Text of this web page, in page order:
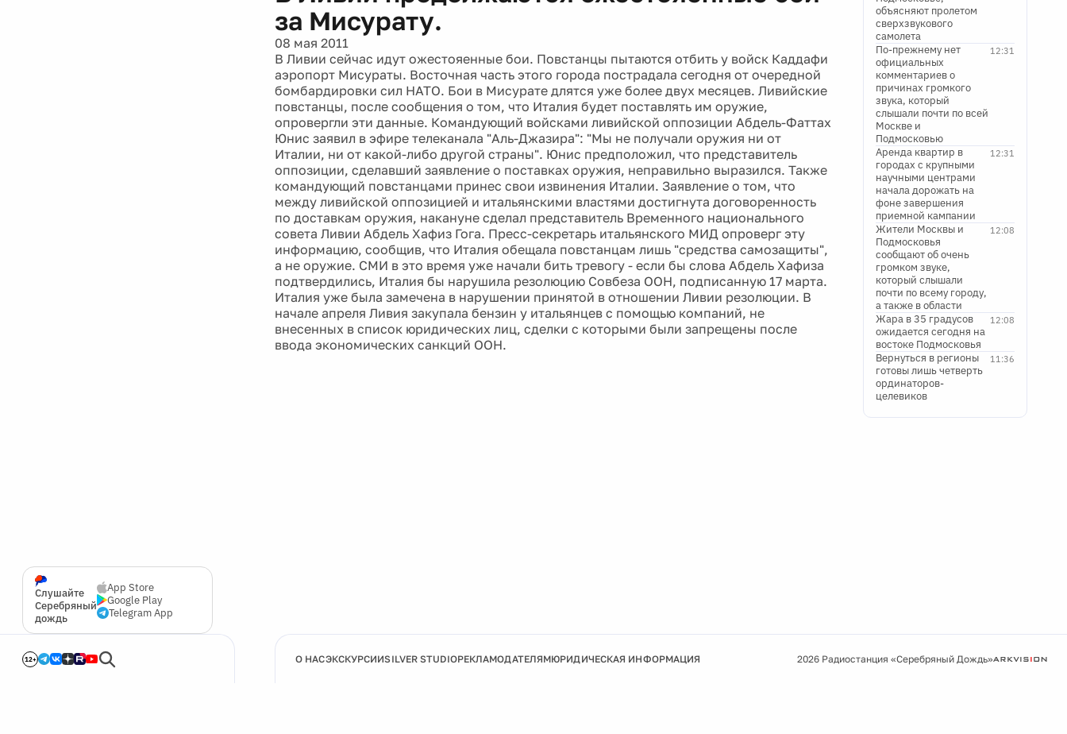
Слушайте
Серебряный
дождь
App Store
Google Play
Telegram App
12+
за Мисурату.
08 мая 2011
В Ливии сейчас идут ожестояенные бои. Повстанцы пытаются отбить у войск Каддафи
аэропорт Мисураты. Восточная часть этого города пострадала сегодня от очередной
бомбардировки сил НАТО. Бои в Мисурате длятся уже более двух месяцев. Ливийские
повстанцы, после сообщения о том, что Италия будет поставлять им оружие,
опровергли эти данные. Командующий войсками ливийской оппозиции Абдель-Фаттах
Юнис заявил в эфире телеканала "Аль-Джазира": "Мы не получали оружия ни от
Италии, ни от какой-либо другой страны". Юнис предположил, что представитель
оппозиции, сделавший заявление о поставках оружия, неправильно выразился. Также
командующий повстанцами принес свои извинения Италии. Заявление о том, что
между ливийской оппозицией и итальянскими властями достигнута договоренность
по доставкам оружия, накануне сделал представитель Временного национального
совета Ливии Абдель Хафиз Гога. Пресс-секретарь итальянского МИД опроверг эту
информацию, сообщив, что Италия обещала повстанцам лишь "средства самозащиты",
а не оружие. СМИ в это время уже начали бить тревогу - если бы слова Абдель Хафиза
подтвердились, Италия бы нарушила резолюцию Совбеза ООН, подписанную 17 марта.
Италия уже была замечена в нарушении принятой в отношении Ливии резолюции. В
начале апреля Ливия закупала бензин у итальянцев с помощью компаний, не
внесенных в список юридических лиц, сделки с которыми были запрещены после
ввода экономических санкций ООН.
объясняют пролетом
сверхзвукового
самолета
12:31
По-прежнему нет
официальных
комментариев о
причинах громкого
звука, который
слышали почти по всей
Москве и
Подмосковью
12:31
Аренда квартир в
городах с крупными
научными центрами
начала дорожать на
фоне завершения
приемной кампании
12:08
Жители Москвы и
Подмосковья
сообщают об очень
громком звуке,
который слышали
почти по всему городу,
а также в области
12:08
Жара в 35 градусов
ожидается сегодня на
востоке Подмосковья
11:36
Вернуться в регионы
готовы лишь четверть
ординаторов-
целевиков
О НАСЭКСКУРСИИSILVER STUDIOРЕКЛАМОДАТЕЛЯМЮРИДИЧЕСКАЯ ИНФОРМАЦИЯ 2026 Радиостанция «Серебряный Дождь»